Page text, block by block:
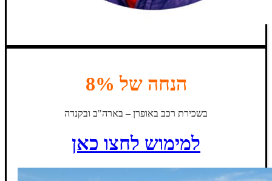
הנחה של 8%
בשכירת רכב באופרן – בארה"ב ובקנדה
למימוש לחצו כאן